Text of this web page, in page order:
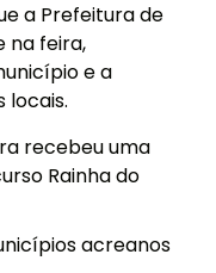
a Prefeitura de
na feira,
e a
locais.
recebeu uma
Rainha do
acreanos